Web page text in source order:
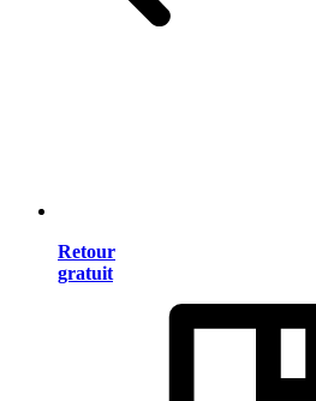
Retour
gratuit